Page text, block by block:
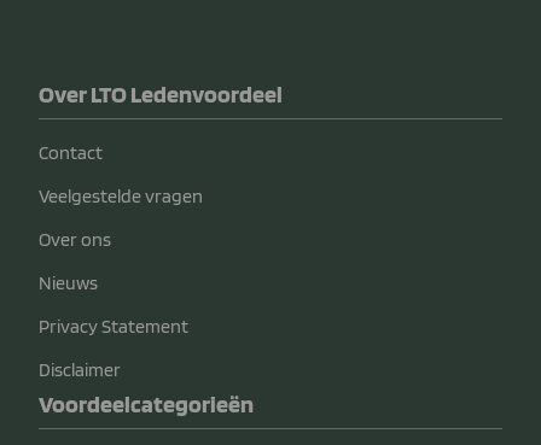
Over LTO Ledenvoordeel
Contact
Veelgestelde vragen
Over ons
Nieuws
Privacy Statement
Disclaimer
Voordeelcategorieën